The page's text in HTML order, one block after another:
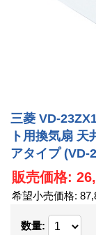
三菱 VD-
ト用換気扇
アタイプ (VD-
販売価格:
希望小売価格:
数量: